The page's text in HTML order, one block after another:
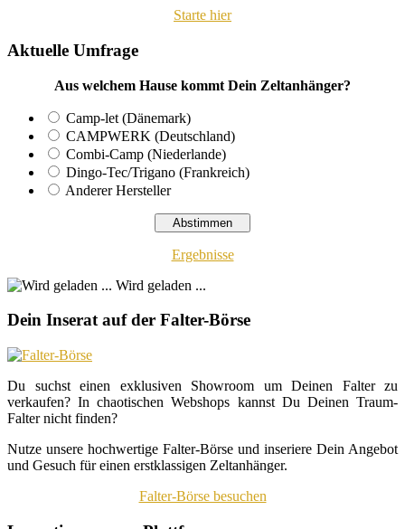
Starte hier
Aktuelle Umfrage
Aus welchem Hause kommt Dein Zeltanhänger?
Camp-let (Dänemark)
CAMPWERK (Deutschland)
Combi-Camp (Niederlande)
Dingo-Tec/Trigano (Frankreich)
Anderer Hersteller
Ergebnisse
Wird geladen ...
Dein Inserat auf der Falter-Börse
Du suchst einen exklusiven Showroom um Deinen Falter zu
verkaufen? In chaotischen Webshops kannst Du Deinen Traum-
Falter nicht finden?
Nutze unsere hochwertige Falter-Börse und inseriere Dein Angebot
und Gesuch für einen erstklassigen Zeltanhänger.
Falter-Börse besuchen